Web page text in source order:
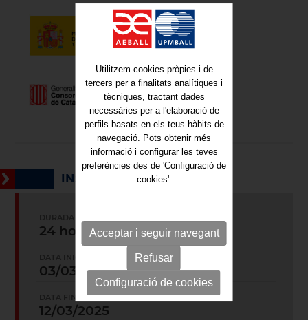
INSCRIPCIÓ
24 hores
03/03/2025
DATA FINALITZACIÓ:
12/03/2025
Utilitzem cookies pròpies i de
tercers per a finalitats analítiques i
tècniques, tractant dades
necessàries per a l'elaboració de
perfils basats en els teus hàbits de
navegació. Pots obtenir més
informació i configurar les teves
preferències des de 'Configuració de
cookies'.
Acceptar i seguir navegant
Refusar
Configuració de cookies